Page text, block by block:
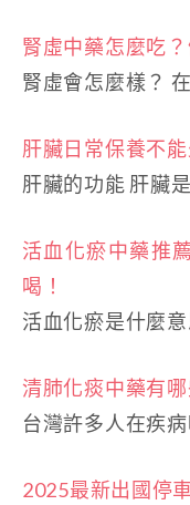
腎虛中藥怎麼吃
腎虛會怎麼樣？
肝臟日常保養不
肝臟的功能 肝臟
活血化瘀中藥推
喝！
活血化瘀是什麼
清肺化痰中藥有
台灣許多人在疾
2025最新出國停